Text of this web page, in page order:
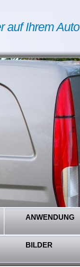
auf Ihrem Auto
ANWENDUNG
BILDER